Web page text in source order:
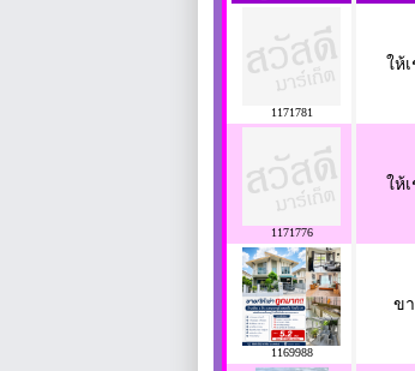
1171781
ให้
1171776
ให้
1169988
ข